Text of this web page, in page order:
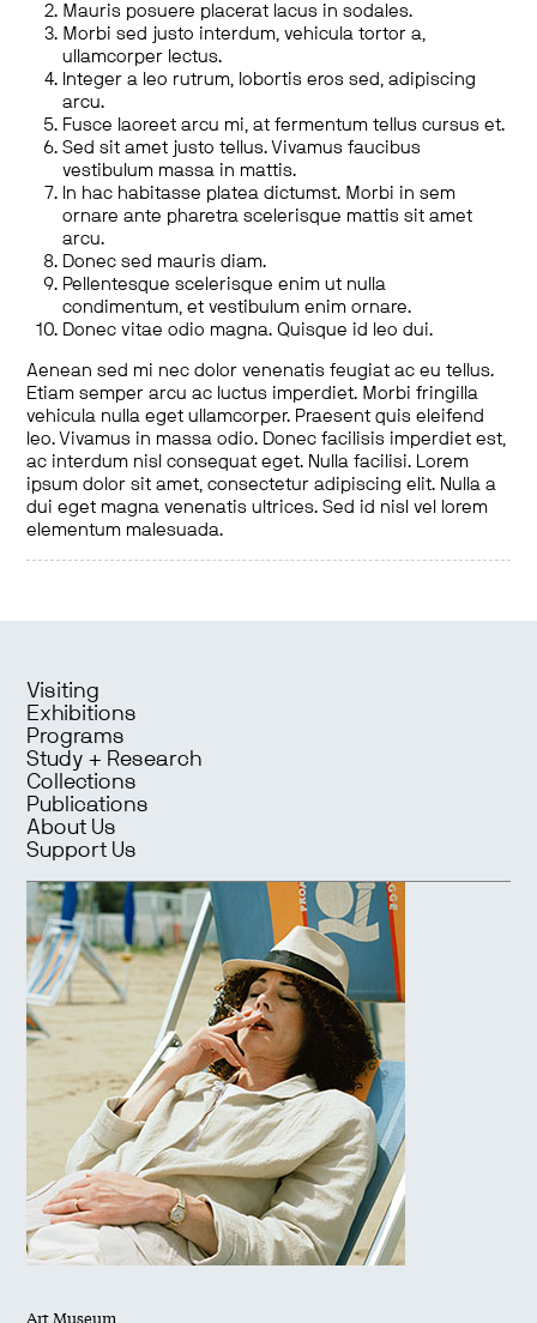
Mauris posuere placerat lacus in sodales.
Morbi sed justo interdum, vehicula tortor a,
ullamcorper lectus.
Integer a leo rutrum, lobortis eros sed, adipiscing
arcu.
Fusce laoreet arcu mi, at fermentum tellus cursus et.
Sed sit amet justo tellus. Vivamus faucibus
vestibulum massa in mattis.
In hac habitasse platea dictumst. Morbi in sem
ornare ante pharetra scelerisque mattis sit amet
arcu.
Donec sed mauris diam.
Pellentesque scelerisque enim ut nulla
condimentum, et vestibulum enim ornare.
Donec vitae odio magna. Quisque id leo dui.
Aenean sed mi nec dolor venenatis feugiat ac eu tellus.
Etiam semper arcu ac luctus imperdiet. Morbi fringilla
vehicula nulla eget ullamcorper. Praesent quis eleifend
leo. Vivamus in massa odio. Donec facilisis imperdiet est,
ac interdum nisl consequat eget. Nulla facilisi. Lorem
ipsum dolor sit amet, consectetur adipiscing elit. Nulla a
dui eget magna venenatis ultrices. Sed id nisl vel lorem
elementum malesuada.
Visiting
Exhibitions
Programs
Study + Research
Collections
Publications
About Us
Support Us
Art Museum